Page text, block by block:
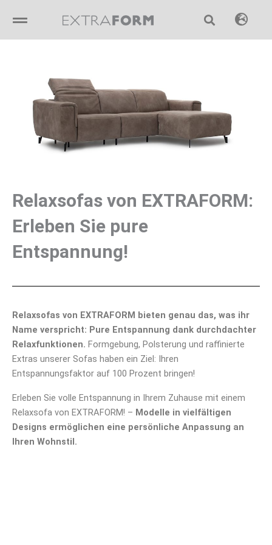
Relaxsofas von EXTRAFORM:
Erleben Sie pure
Entspannung!
Relaxsofas von EXTRAFORM bieten genau das, was ihr
Name verspricht: Pure Entspannung dank durchdachter
Relaxfunktionen. Formgebung, Polsterung und raffinierte
Extras unserer Sofas haben ein Ziel: Ihren
Entspannungsfaktor auf 100 Prozent bringen!
Erleben Sie volle Entspannung in Ihrem Zuhause mit einem
Relaxsofa von EXTRAFORM! – Modelle in vielfältigen
Designs ermöglichen eine persönliche Anpassung an
Ihren Wohnstil.